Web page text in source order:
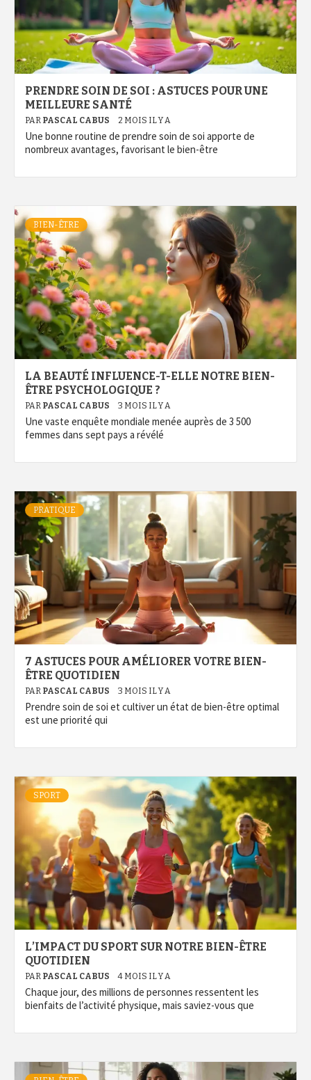
PRENDRE SOIN DE SOI : ASTUCES POUR UNE
MEILLEURE SANTÉ
PAR PASCAL CABUS 2 MOIS IL Y A
Une bonne routine de prendre soin de soi apporte de
nombreux avantages, favorisant le bien-être
BIEN-ÊTRE
LA BEAUTÉ INFLUENCE-T-ELLE NOTRE BIEN-
ÊTRE PSYCHOLOGIQUE ?
PAR PASCAL CABUS 3 MOIS IL Y A
Une vaste enquête mondiale menée auprès de 3 500
femmes dans sept pays a révélé
PRATIQUE
7 ASTUCES POUR AMÉLIORER VOTRE BIEN-
ÊTRE QUOTIDIEN
PAR PASCAL CABUS 3 MOIS IL Y A
Prendre soin de soi et cultiver un état de bien-être optimal
est une priorité qui
SPORT
L’IMPACT DU SPORT SUR NOTRE BIEN-ÊTRE
QUOTIDIEN
PAR PASCAL CABUS 4 MOIS IL Y A
Chaque jour, des millions de personnes ressentent les
bienfaits de l’activité physique, mais saviez-vous que